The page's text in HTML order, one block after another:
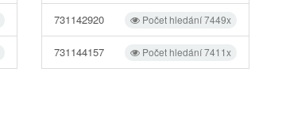
Počet hledání 7449x
731142920
Počet hledání 7411x
731144157